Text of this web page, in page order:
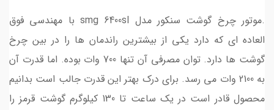
.موتور چرخ گوشت سنکور مدل smg 6400sl با مهندسی فوق
العاده ای که دارد یکی از بیشترین راندمان ها را در بین چرخ
گوشت ها دارد. توان مصرفی آن تنها 700 وات بوده. اما قدرت آن
به 2100 وات می رسد. برای درک بهتر این قدرت جالب است بدانیم
محصول قادر است در یک ساعت تا 130 کیلوگرم گوشت قرمز را